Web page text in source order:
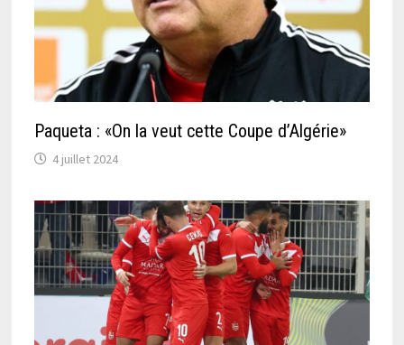
Paqueta : «On la veut cette Coupe d’Algérie»
4 juillet 2024